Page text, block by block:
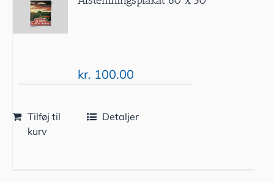
kr. 100.00
Tilføj til
kurv
Detaljer